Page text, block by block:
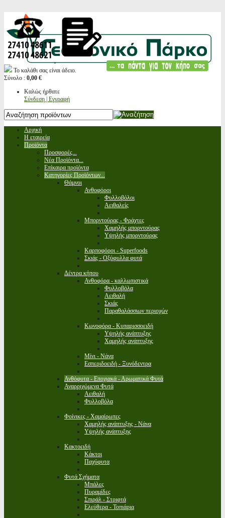
Το καλάθι σας είναι άδειο.
Σύνολο : 0,00 €
Καλώς ήρθατε
Σύνδεση | Εγγραφή
Αρχική
Η εταιρεία
Προϊόντα
Προσφορές...
Νέα Προϊόντα...
Επίκαιρα προϊόντα
Κατηγορίες Προϊόντων...
Θάμνοι
Ανθοφόροι
Φυλλοβόλοι
Αειθαλείς
Μπορντούρας - Φράχτες
Χαμηλής μπορντούρας
Υψηλής μπορντούρας
Καρποφόροι - Superfoods
Σκιάς - Οξύφυλλα φυτά
Δέντρα κήπου
Ανθοφόρα - καλλωπιστικά
Φυλλοβόλα
Αειθαλή
Σκιάς
Παραθαλάσσιων περιοχών
Κωνοφόρα - Κυπαρισσοειδή
Υψηλής ανάπτυξης
Χαμηλής ανάπτυξης
Μίνι - Νάνα
Εσπεριδοειδή - Ξυνόδεντρα
Ανθόφυτα - Εποχιακά - Αρωματικά Φυτά
Αναρριχώμενα Φυτά
Αειθαλή
Φυλλοβόλα
Φοίνικες - Χαμαίρωπες
Χαμηλής ανάπτυξης - Νάνα
Υψηλής ανάπτυξης
Κακτοειδή
Κάκτοι
Παχύφυτα
Φυτά Σχήματα
Μπάλες
Πυραμίδες
Σπιράλ - Στριφτά
Ελεύθερα - Τοπιάρια